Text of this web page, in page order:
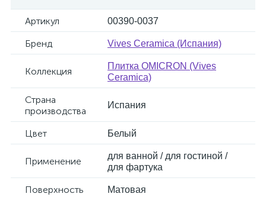
Артикул 00390-0037
Бренд Vives Ceramica (Испания)
Коллекция
Плитка OMICRON (Vives
Ceramica)
Страна
производства
Испания
Цвет Белый
Применение
для ванной / для гостиной /
для фартука
Поверхность Матовая